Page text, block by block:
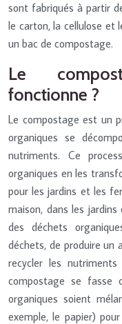
sont fabriqués à partir
le carton, la cellulose et
un bac de compostage.
Le
fonctionne ?
Le compostage est un
organiques se
nutriments. Ce
organiques en les
pour les jardins et les
maison, dans les
des déchets
déchets, de produire un
recycler les
compostage se fasse
organiques soient
exemple, le papier)